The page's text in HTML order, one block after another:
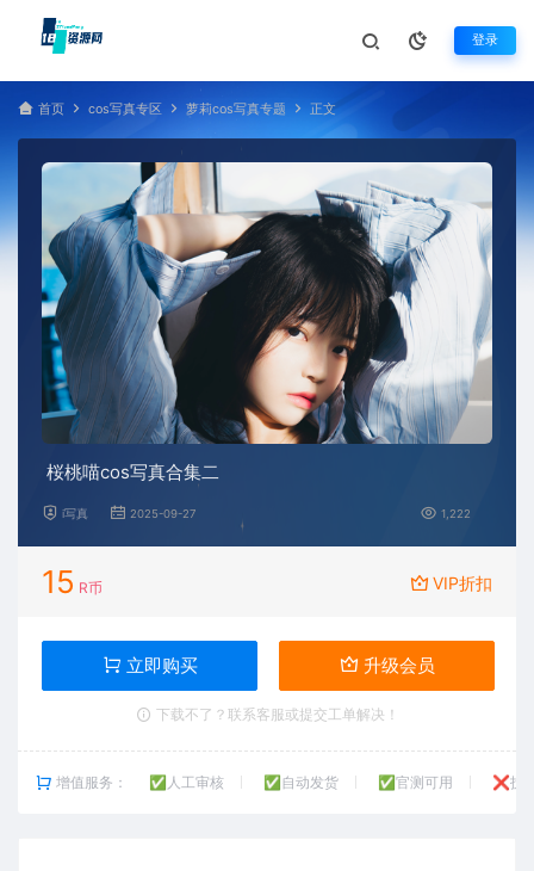
登录
首页 cos写真专区 萝莉cos写真专题 正文
桜桃喵cos写真合集二
i写真 2025-09-27 1,222
15 R币 VIP折扣
立即购买 升级会员
下载不了？联系客服或提交工单解决！
增值服务： ✅人工审核 ✅自动发货 ✅官测可用 ❌技